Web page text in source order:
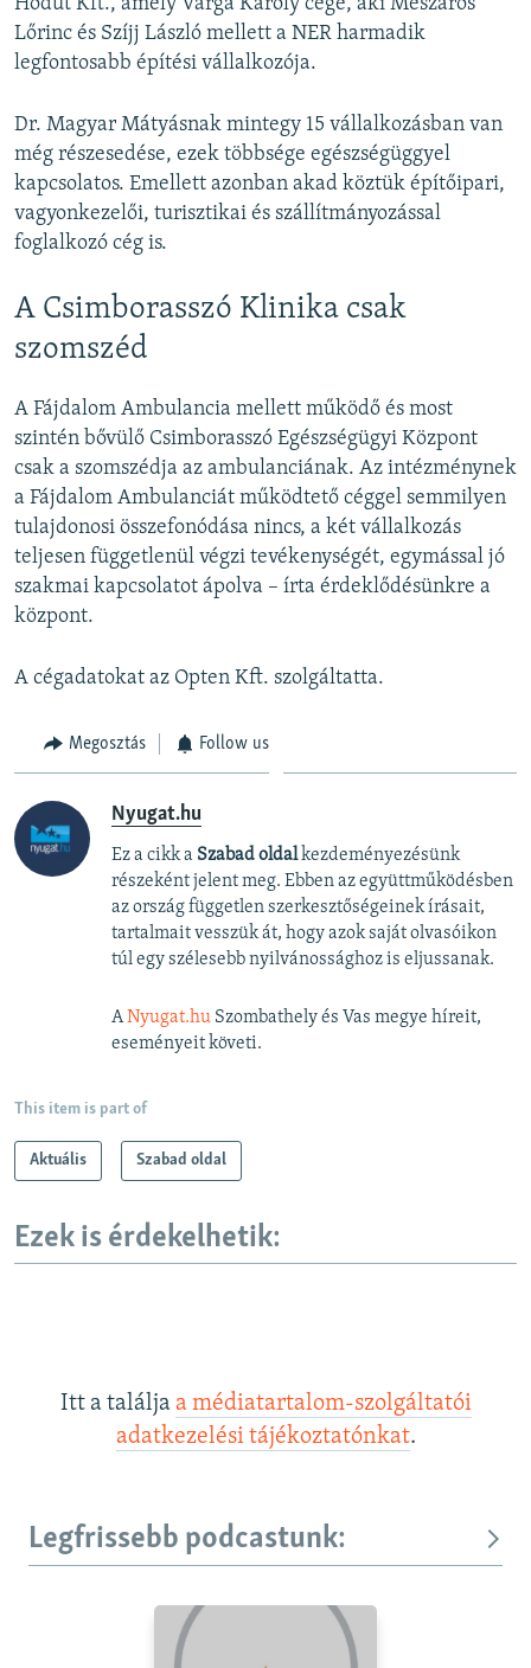
Lőrinc és Szíjj László mellett a NER harmadik
legfontosabb építési vállalkozója.
Dr. Magyar Mátyásnak mintegy 15 vállalkozásban van
még részesedése, ezek többsége egészségüggyel
kapcsolatos. Emellett azonban akad köztük építőipari,
vagyonkezelői, turisztikai és szállítmányozással
foglalkozó cég is.
A Csimborasszó Klinika csak
szomszéd
A Fájdalom Ambulancia mellett működő és most
szintén bővülő Csimborasszó Egészségügyi Központ
csak a szomszédja az ambulanciának. Az intézménynek
a Fájdalom Ambulanciát működtető céggel semmilyen
tulajdonosi összefonódása nincs, a két vállalkozás
teljesen függetlenül végzi tevékenységét, egymással jó
szakmai kapcsolatot ápolva – írta érdeklődésünkre a
központ.
A cégadatokat az Opten Kft. szolgáltatta.
Megosztás Follow us
Nyugat.hu
Ez a cikk a Szabad oldalkezdeményezésünk
részeként jelent meg. Ebben az együttműködésben
az ország független szerkesztőségeinek írásait,
tartalmait vesszük át, hogy azok saját olvasóikon
túl egy szélesebb nyilvánossághoz is eljussanak.
ANyugat.hu Szombathely és Vas megye híreit,
eseményeit követi.
This item is part of
Aktuális Szabad oldal
Ezek is érdekelhetik:
Itt a találja a médiatartalom-szolgáltatói
adatkezelési tájékoztatónkat.
Legfrissebb podcastunk: